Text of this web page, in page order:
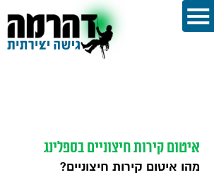
איטום קירות חיצוניים בספלינג
מהו איטום קירות חיצוניים?